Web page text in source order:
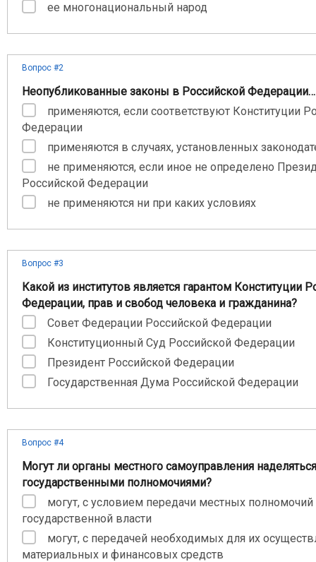
ее многонациональный народ
Вопрос #2
Неопубликованные законы в Российской Федерации…
применяются, если соответствуют Конституции
Федерации
применяются в случаях, установленных
не применяются, если иное не определено
Российской Федерации
не применяются ни при каких условиях
Вопрос #3
Какой из институтов является гарантом Конституции
Федерации, прав и свобод человека и гражданина?
Совет Федерации Российской Федерации
Конституционный Суд Российской Федерации
Президент Российской Федерации
Государственная Дума Российской Федерации
Вопрос #4
Могут ли органы местного самоуправления наделяться
государственными полномочиями?
могут, с условием передачи местных полномочий
государственной власти
могут, с передачей необходимых для их
материальных и финансовых средств